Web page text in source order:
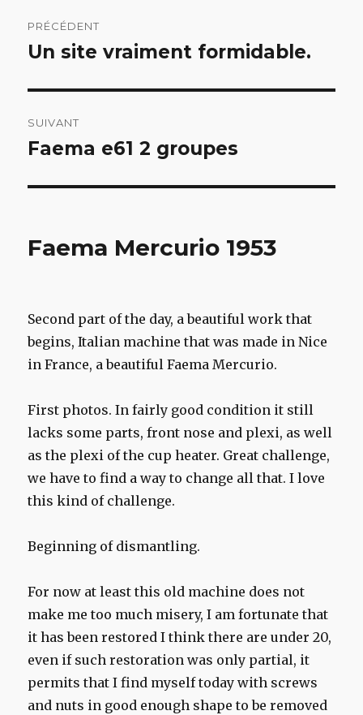
de
PRÉCÉDENT
Article
Un site vraiment formidable.
SUIVANT
Article
Faema e61 2 groupes
Faema Mercurio 1953
Second part of the day, a beautiful work that
begins, Italian machine that was made ​​in Nice
in France, a beautiful Faema Mercurio.
First photos. In fairly good condition it still
lacks some parts, front nose and plexi, as well
as the plexi of the cup heater. Great challenge,
we have to find a way to change all that. I love
this kind of challenge.
Beginning of dismantling.
For now at least this old machine does not
make me too much misery, I am fortunate that
it has been restored I think there are under 20,
even if such restoration was only partial, it
permits that I find myself today with screws
and nuts in good enough shape to be removed